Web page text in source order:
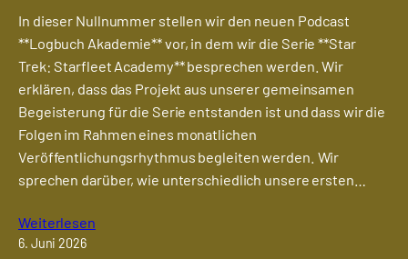
In dieser Nullnummer stellen wir den neuen Podcast
**Logbuch Akademie** vor, in dem wir die Serie **Star
Trek: Starfleet Academy** besprechen werden. Wir
erklären, dass das Projekt aus unserer gemeinsamen
Begeisterung für die Serie entstanden ist und dass wir die
Folgen im Rahmen eines monatlichen
Veröffentlichungsrhythmus begleiten werden. Wir
sprechen darüber, wie unterschiedlich unsere ersten…
Weiterlesen
6. Juni 2026